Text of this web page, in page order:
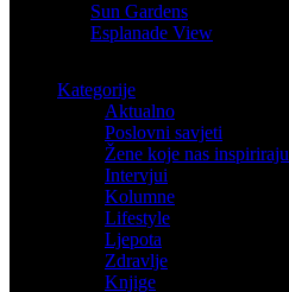
Sun Gardens
Esplanade View
Kategorije
Aktualno
Poslovni savjeti
Žene koje nas inspiriraju
Intervjui
Kolumne
Lifestyle
Ljepota
Zdravlje
Knjige